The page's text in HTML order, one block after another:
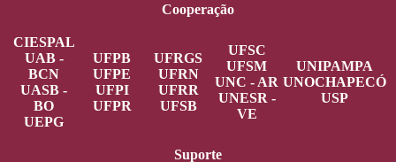
Cooperação
CIESPAL
UAB -
BCN
UASB -
BO
UEPG
UFPB
UFPE
UFPI
UFPR
UFRGS
UFRN
UFRR
UFSB
UFSC
UFSM
UNC - AR
UNESR -
VE
UNIPAMPA
UNOCHAPECÓ
USP
Suporte